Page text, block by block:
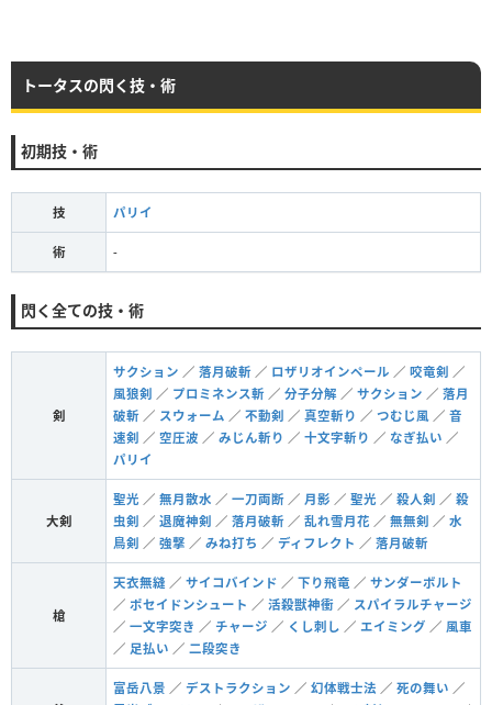
トータスの閃く技・術
初期技・術
技 パリイ
術 -
閃く全ての技・術
剣
サクション ／ 落月破斬 ／ ロザリオインペール ／ 咬竜剣 ／
風狼剣 ／ プロミネンス斬 ／ 分子分解 ／ サクション ／ 落月
破斬 ／ スウォーム ／ 不動剣 ／ 真空斬り ／ つむじ風 ／ 音
速剣 ／ 空圧波 ／ みじん斬り ／ 十文字斬り ／ なぎ払い ／
パリイ
大剣
聖光 ／ 無月散水 ／ 一刀両断 ／ 月影 ／ 聖光 ／ 殺人剣 ／ 殺
虫剣 ／ 退魔神剣 ／ 落月破斬 ／ 乱れ雪月花 ／ 無無剣 ／ 水
鳥剣 ／ 強撃 ／ みね打ち ／ ディフレクト ／ 落月破斬
槍
天衣無縫 ／ サイコバインド ／ 下り飛竜 ／ サンダーボルト
／ ポセイドンシュート ／ 活殺獣神衝 ／ スパイラルチャージ
／ 一文字突き ／ チャージ ／ くし刺し ／ エイミング ／ 風車
／ 足払い ／ 二段突き
富岳八景 ／ デストラクション ／ 幻体戦士法 ／ 死の舞い ／